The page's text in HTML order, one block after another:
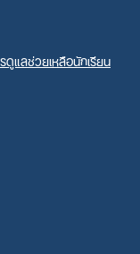
ดูแลช่วยเหลือนักเรียน